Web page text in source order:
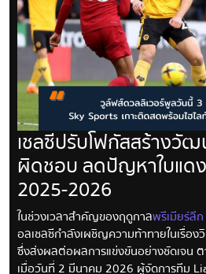
เชลซีปรับโฟกัสสร้างวั
ผิดชอบ ลดปัญหาใบแด
2025-2026
ในช่วงเวลาสำคัญของฤดูกาลพรีเมียร์ลีก
อลเชลซีกำลังเผชิญความท้าทายในเรื่อ
ซึ่งส่งผลต่อผลการแข่งขันอย่างชัดเจน
เมื่อวันที่ 2 มีนาคม 2026 ผู้จัดการทีม